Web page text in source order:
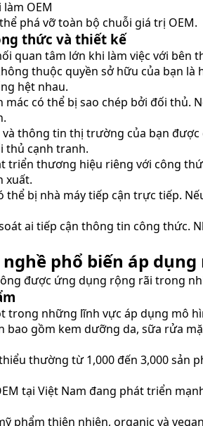
phá vỡ toàn bộ chuỗi giá trị OEM.
thức và thiết kế
quan tâm lớn khi làm việc với bên
thuộc quyền sở hữu của bạn
hệt nhau.
mác có thể bị sao chép bởi đối
thông tin thị trường của bạn
thủ cạnh tranh.
triển thương hiệu riêng với công
xuất.
thể bị nhà máy tiếp cận trực tiếp.
ai tiếp cận thông tin công thức.
phổ biến áp dụng
được ứng dụng rộng rãi trong
trong những lĩnh vực áp dụng mô
bao gồm kem dưỡng da, sữa rửa
thường từ 1,000 đến 3,000 sản
tại Việt Nam đang phát triển
phẩm thiên nhiên, organic và